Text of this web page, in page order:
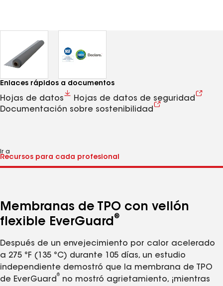
Enlaces rápidos a documentos
Hojas de datos
Hojas de datos de seguridad
Documentación sobre sostenibilidad
Ir a
Membranas de TPO con vellón
flexible EverGuard®
Después de un envejecimiento por calor acelerado
a 275 °F (135 °C) durante 105 días, un estudio
independiente demostró que la membrana de TPO
de EverGuard
®
no mostró agrietamiento, ¡mientras